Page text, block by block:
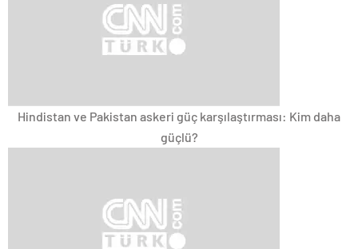
Hindistan ve Pakistan askeri güç karşılaştırması: Kim daha
güçlü?